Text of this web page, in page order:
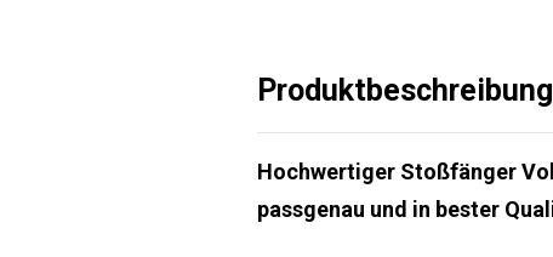
Produktbeschreibung
Hochwertiger Stoßfänger
passgenau und in bester